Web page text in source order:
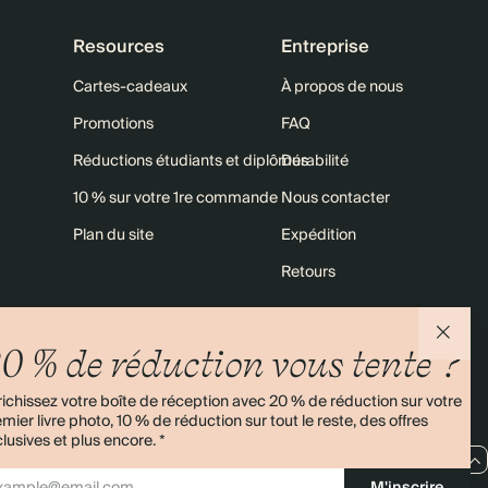
% de réduction vous tente ?
votre boîte de réception avec 20 % de réduction sur votre
livre photo, 10 % de réduction sur tout le reste, des offres
et plus encore. *
Resources
Cartes-cadeaux
Promotions
Réductions étudiants et diplômés
10 % sur votre 1re commande
Plan du site
Entreprise
À propos de nous
FAQ
Durabilité
Nous contacter
Expédition
Retours
4,00/5Plus de 11 000 avis